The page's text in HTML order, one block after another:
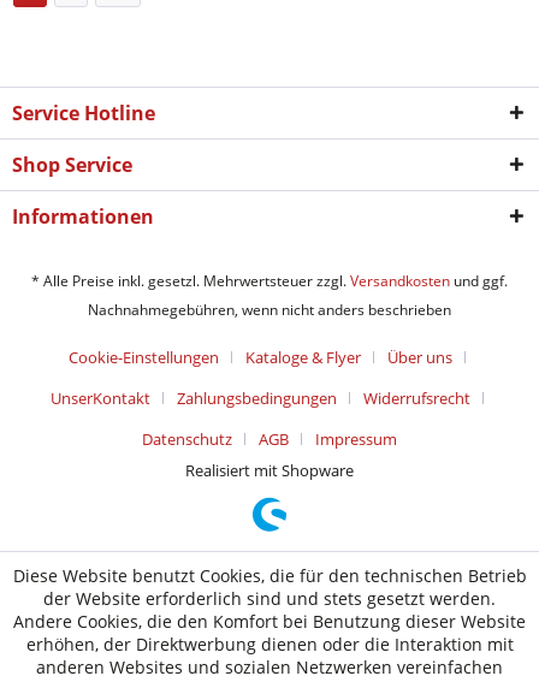
Service Hotline
Shop Service
Informationen
* Alle Preise inkl. gesetzl. Mehrwertsteuer zzgl.Versandkosten und ggf.
Nachnahmegebühren, wenn nicht anders beschrieben
Cookie-Einstellungen Kataloge & Flyer
Über uns
UnserKontakt
Zahlungsbedingungen
Widerrufsrecht
Datenschutz
AGB
Impressum
Realisiert mit Shopware
Diese Website benutzt Cookies, die für den technischen Betrieb
der Website erforderlich sind und stets gesetzt werden.
Andere Cookies, die den Komfort bei Benutzung dieser Website
erhöhen, der Direktwerbung dienen oder die Interaktion mit
anderen Websites und sozialen Netzwerken vereinfachen